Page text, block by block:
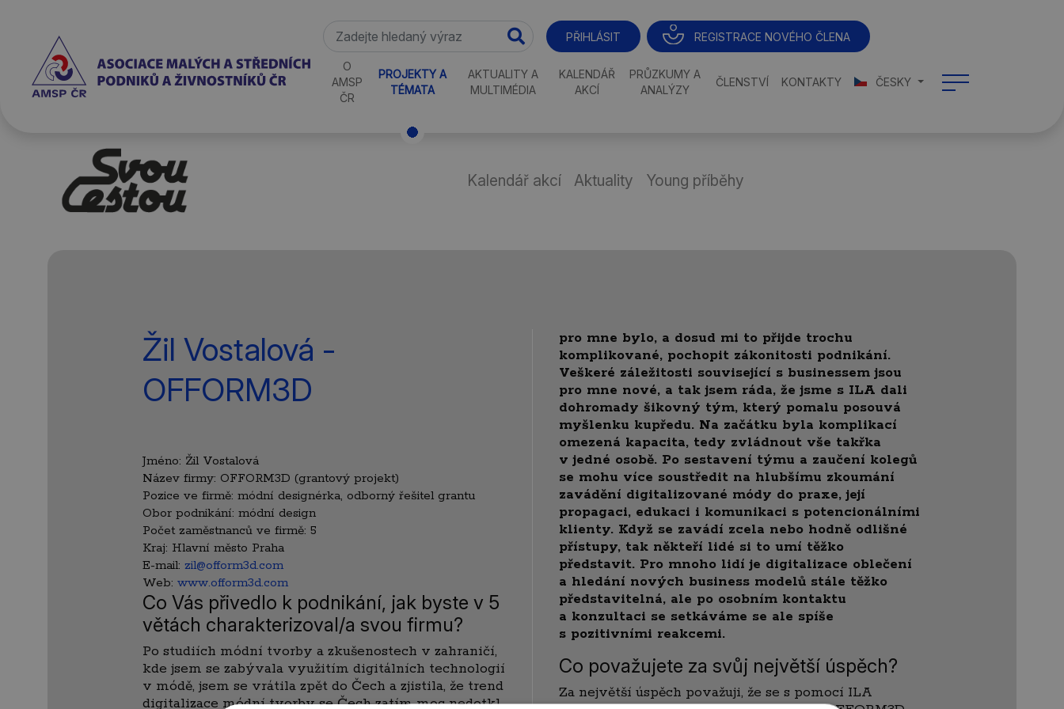
PŘIHLÁSIT REGISTRACE NOVÉHO ČLENA
O
AMSP
ČR
PROJEKTY A
TÉMATA
AKTUALITY A
MULTIMÉDIA
KALENDÁŘ
AKCÍ
PRŮZKUMY A
ANALÝZY
ČLENSTVÍ KONTAKTY ČESKY
Kalendář akcí Aktuality Young příběhy
Žil Vostalová -
OFFORM3D
Jméno: Žil Vostalová
Název firmy: OFFORM3D (grantový projekt)
Pozice ve firmě: módní designérka, odborný řešitel grantu
Obor podnikání: módní design
Počet zaměstnanců ve firmě: 5
Kraj: Hlavní město Praha
E-mail: zil@ofform3d.com
Web: www.ofform3d.com
Co Vás přivedlo k podnikání, jak byste v 5
větách charakterizoval/a svou firmu?
Po studiích módní tvorby a zkušenostech v zahraničí,
kde jsem se zabývala využitím digitálních technologií
v módě, jsem se vrátila zpět do Čech a zjistila, že trend
digitalizace módní tvorby se Čech zatím moc nedotkl.
pro mne bylo, a dosud mi to přijde trochu
komplikované, pochopit zákonitosti podnikání.
Veškeré záležitosti související s businessem jsou
pro mne nové, a tak jsem ráda, že jsme s ILA dali
dohromady šikovný tým, který pomalu posouvá
myšlenku kupředu. Na začátku byla komplikací
omezená kapacita, tedy zvládnout vše takřka
v jedné osobě. Po sestavení týmu a zaučení kolegů
se mohu více soustředit na hlubšímu zkoumání
zavádění digitalizované módy do praxe, její
propagaci, edukaci i komunikaci s potencionálními
klienty. Když se zavádí zcela nebo hodně odlišné
přístupy, tak někteří lidé si to umí těžko
představit. Pro mnoho lidí je digitalizace oblečení
a hledání nových business modelů stále těžko
představitelná, ale po osobním kontaktu
a konzultaci se setkáváme se ale spíše
s pozitivními reakcemi.
Co považujete za svůj největší úspěch?
Za největší úspěch považuji, že se s pomocí ILA